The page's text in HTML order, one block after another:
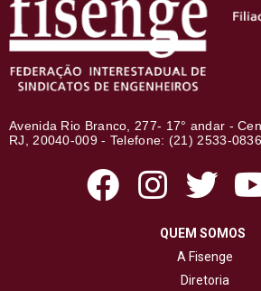
Avenida Rio Branco, 277- 17° andar -
RJ, 20040-009 - Telefone: (21) 2533-0836
QUEM SOMOS
A Fisenge
Diretoria